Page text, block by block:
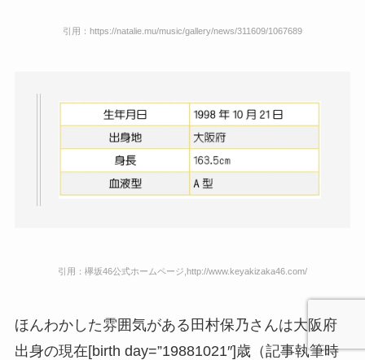
引用：https://natalie.mu/music/gallery/news/311609/1067689
引用：欅坂46公式ホームページ,http://www.keyakizaka46.com/
ほんわかした雰囲気がある田村保乃さんは大阪府
出身の現在[birth day=”19881021″]歳（記事執筆時